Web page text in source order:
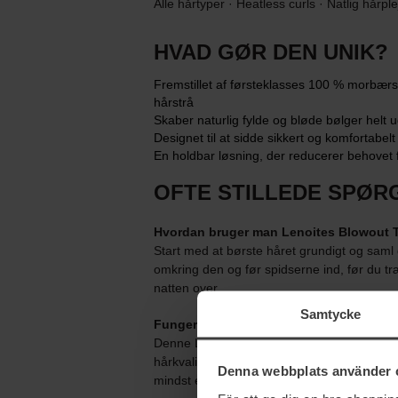
Samtycke
Denna webbplats använder
Alle hårtyper · Heatless curls · Natlig
HVAD GØR DEN UNIK?
Fremstillet af førsteklasses 100 %
hårstrå
Skaber naturlig fylde og bløde bølger helt
Designet til at sidde sikkert og
En holdbar løsning, der reducerer
OFTE STILLEDE
Hvordan bruger man Lenoites Blowout
Start med at børste håret grundigt og
omkring den og før spidserne ind, før du
natten over.
Fungerer Lenoites Blowout Tie også til
Denne Large-model er optimeret til
hårkvalitet. For at opnå det optimale
mindst én gang omkring silkebuen.